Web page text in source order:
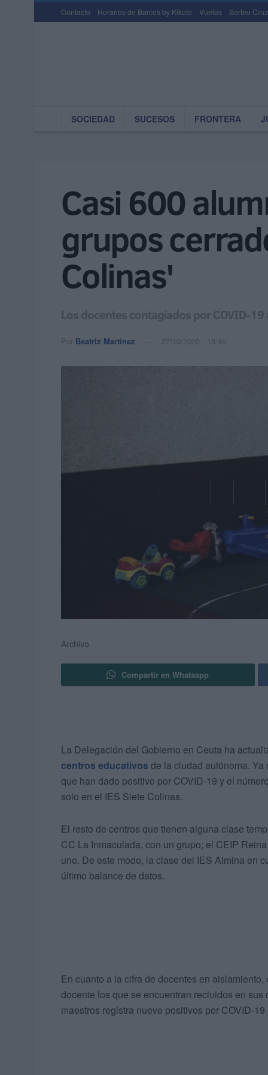
Contacto Horarios de Barcos by Kikoto Vuelos Sorteo
SOCIEDAD SUCESOS FRONTERA
Casi 600
grupos
Colinas'
Los docentes contagiados por COVID-
Por Beatriz Martínez 27/10/2020 - 13:45
Archivo
Compartir en Whatsapp
La Delegación del Gobierno en Ceuta ha
centros educativos de la ciudad autónoma.
que han dado positivo por COVID-19 y el
solo en el IES Siete Colinas.
El resto de centros que tienen alguna clase
CC La Inmaculada, con un grupo; el CEIP
uno. De este modo, la clase del IES Almina en
último balance de datos.
En cuanto a la cifra de docentes en
docente los que se encuentran recluidos en
maestros registra nueve positivos por COVID-